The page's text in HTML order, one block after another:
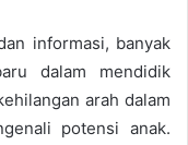
informasi, banyak
dalam mendidik
arah dalam
potensi anak.